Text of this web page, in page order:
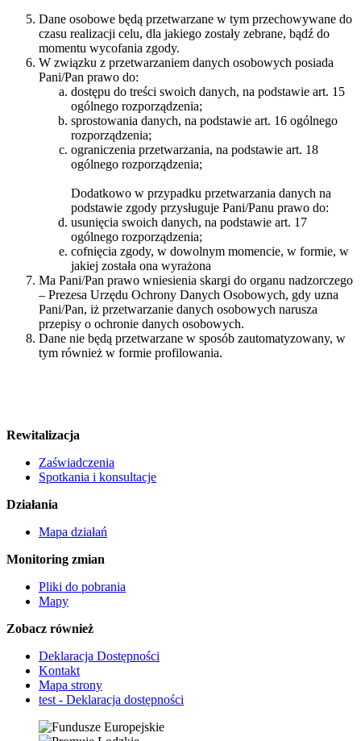
Dane osobowe będą przetwarzane w tym przechowywane do
czasu realizacji celu, dla jakiego zostały zebrane, bądź do
momentu wycofania zgody.
W związku z przetwarzaniem danych osobowych posiada
Pani/Pan prawo do:
dostępu do treści swoich danych, na podstawie art. 15
ogólnego rozporządzenia;
sprostowania danych, na podstawie art. 16 ogólnego
rozporządzenia;
ograniczenia przetwarzania, na podstawie art. 18
ogólnego rozporządzenia;
Dodatkowo w przypadku przetwarzania danych na
podstawie zgody przysługuje Pani/Panu prawo do:
usunięcia swoich danych, na podstawie art. 17
ogólnego rozporządzenia;
cofnięcia zgody, w dowolnym momencie, w formie, w
jakiej została ona wyrażona
Ma Pani/Pan prawo wniesienia skargi do organu nadzorczego
– Prezesa Urzędu Ochrony Danych Osobowych, gdy uzna
Pani/Pan, iż przetwarzanie danych osobowych narusza
przepisy o ochronie danych osobowych.
Dane nie będą przetwarzane w sposób zautomatyzowany, w
tym również w formie profilowania.
Rewitalizacja
Zaświadczenia
Spotkania i konsultacje
Działania
Mapa działań
Monitoring zmian
Pliki do pobrania
Mapy
Zobacz również
Deklaracja Dostępności
Kontakt
Mapa strony
test - Deklaracja dostępności